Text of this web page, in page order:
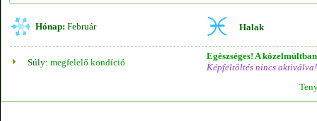
Hónap: Február Halak
Súly: megfelelő kondíció
Egészséges! A
Képfeltöltés nincs aktiválva!